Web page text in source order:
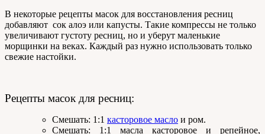
В некоторые рецепты масок для восстановления ресниц
добавляют сок алоэ или капусты. Такие компрессы не только
увеличивают густоту ресниц, но и уберут маленькие
морщинки на веках. Каждый раз нужно использовать только
свежие настойки.
Рецепты масок для ресниц:
Смешать: 1:1 касторовое масло и ром.
Смешать: 1:1 масла касторовое и репейное,